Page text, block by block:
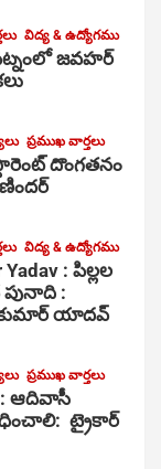
విద్య & ఉద్యోగము
జవహర్
ప్రముఖ వార్తలు
దొంగతనం
విద్య & ఉద్యోగము
: పిల్లల
పునాది :
కుమార్ యాదవ్
ప్రముఖ వార్తలు
ఆదివాసీ
ట్రైకార్